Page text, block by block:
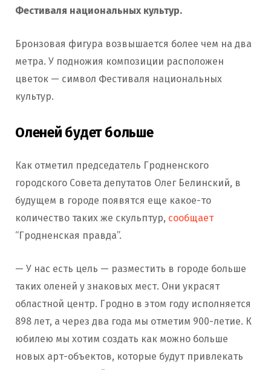
Фестиваля национальных культур.
Бронзовая фигура возвышается более чем на два
метра. У подножия композиции расположен
цветок — символ Фестиваля национальных
культур.
Оленей будет больше
Как отметил председатель Гродненского
городского Совета депутатов Олег Белинский, в
будущем в городе появятся еще какое-то
количество таких же скульптур, сообщает
“Гродненская правда”.
— У нас есть цель — разместить в городе больше
таких оленей у знаковых мест. Они украсят
областной центр. Гродно в этом году исполняется
898 лет, а через два года мы отметим 900-летие. К
юбилею мы хотим создать как можно больше
новых арт-объектов, которые будут привлекать